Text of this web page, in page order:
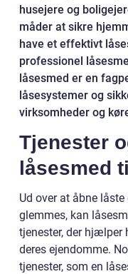
husejere og
måder at sikre
have et effektivt
professionel
låsesmed er en
låsesystemer og
virksomheder og
Tjenester
låsesmed
Ud over at åbne
glemmes, kan
tjenester, der hjælper
deres ejendomme.
tjenester, som en